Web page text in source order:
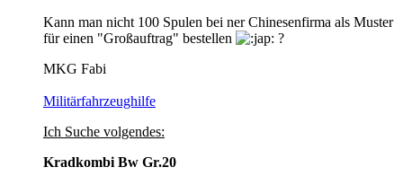
Kann man nicht 100 Spulen bei ner Chinesenfirma als Muster
für einen "Großauftrag" bestellen
?
MKG Fabi
Militärfahrzeughilfe
Ich Suche volgendes:
Kradkombi Bw Gr.20